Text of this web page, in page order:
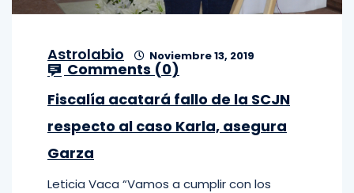
Astrolabio Noviembre 13, 2019
Comments (0)
Fiscalía acatará fallo de la SCJN
respecto al caso Karla, asegura
Garza
Leticia Vaca “Vamos a cumplir con los